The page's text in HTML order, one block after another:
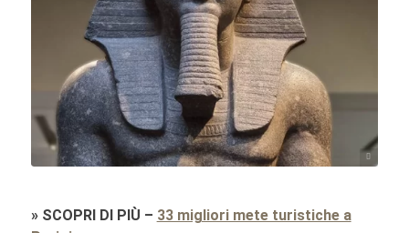
Richard Mortel / flickr.com / CC BY 2.0
» SCOPRI DI PIÙ – 33 migliori mete turistiche a